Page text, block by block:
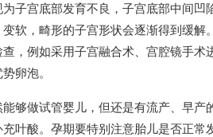
子宫底部发育不良，子宫底部中间
软，畸形的子宫形状会逐渐得到缓
，例如采用子宫融合术、宫腔镜手
卵泡。
够做试管婴儿，但还是有流产、早
叶酸。孕期要特别注意胎儿是否正